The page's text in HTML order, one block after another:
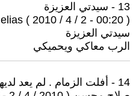
13 - سيدتي العزيزة
elias ( 2010 / 4 / 2 - 00:20 )
سيدتي العزيزة
الرب معاكي ويحميكي
14 - أفلت الزمام . لم يعد لديهم سوي التهديد